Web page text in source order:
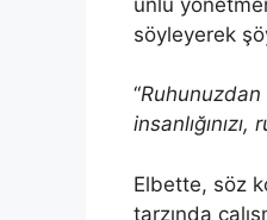
söyleyerek
“
Elbette, söz
tarzında